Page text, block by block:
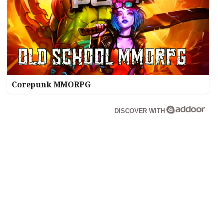
Corepunk MMORPG
DISCOVER WITH